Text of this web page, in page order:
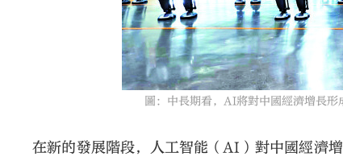
圖：中長期看，AI將對中國經濟增長形
在新的發展階段，人工智能（AI）對中國經濟